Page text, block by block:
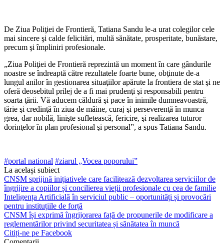
De Ziua Poliţiei de Frontieră, Ta­tiana Sandu le-a urat colegilor cele
mai sincere şi calde felicitări, multă sănătate, prosperitate, bunăstare,
precum şi împliniri profesionale.
„Ziua Poliţiei de Frontieră re­prezintă un moment în care gân­durile
noastre se îndreaptă către rezultatele foarte bune, obţinute de-a
lungul anilor în gestionarea si­tuaţiilor apărute la frontiera de stat şi ne
oferă deosebitul prilej de a fi mai prudenţi şi responsabili pen­tru
soarta ţării. Vă aducem căldură şi pace în inimile dumneavoastră,
tărie şi credinţă în ziua de mâine, curaj şi perseverenţă în munca
grea, dar nobilă, linişte sufletească, fericire, şi realizarea tuturor
dorin­ţelor în plan profesional şi perso­nal”, a spus Tatiana Sandu.
#portal national #ziarul „Vocea poporului”
La același subiect
CNSM sprijină inițiativele care facilitează dezvoltarea serviciilor de
îngrijire a copiilor și concilierea vieții profesionale cu cea de familie
Inteligența Artificială în serviciul public – oportunități și provocări
pentru instituțiile de forță
CNSM își exprimă îngrijorarea față de propunerile de modificare a
reglementărilor privind securitatea și sănătatea în muncă
Citiți-ne pe Facebook